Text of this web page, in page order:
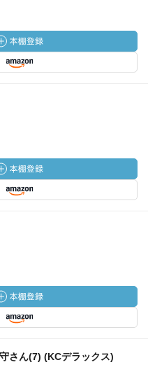
さん(7) (KCデラックス)